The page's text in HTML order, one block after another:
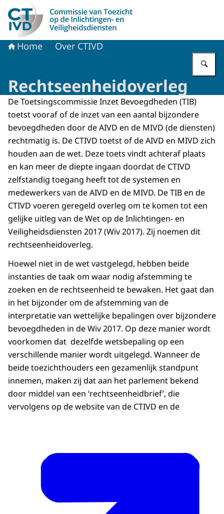
Naar de homepage van CTIVD
Home Over CTIVD
Rechtseenheidoverleg
De Toetsingscommissie Inzet Bevoegdheden (TIB)
toetst vooraf of de inzet van een aantal bijzondere
bevoegdheden door de AIVD en de MIVD (de diensten)
rechtmatig is. De CTIVD toetst of de AIVD en MIVD zich
houden aan de wet. Deze toets vindt achteraf plaats
en kan meer de diepte ingaan doordat de CTIVD
zelfstandig toegang heeft tot de systemen en
medewerkers van de AIVD en de MIVD. De TIB en de
CTIVD voeren geregeld overleg om te komen tot een
gelijke uitleg van de Wet op de Inlichtingen- en
Veiligheidsdiensten 2017 (Wiv 2017). Zij noemen dit
rechtseenheidoverleg.
Hoewel niet in de wet vastgelegd, hebben beide
instanties de taak om waar nodig afstemming te
zoeken en de rechtseenheid te bewaken. Het gaat dan
in het bijzonder om de afstemming van de
interpretatie van wettelijke bepalingen over bijzondere
bevoegdheden in de Wiv 2017. Op deze manier wordt
voorkomen dat dezelfde wetsbepaling op een
verschillende manier wordt uitgelegd. Wanneer de
beide toezichthouders een gezamenlijk standpunt
innemen, maken zij dat aan het parlement bekend
door middel van een ‘rechtseenheidbrief’, die
vervolgens op de website van de CTIVD en de